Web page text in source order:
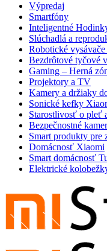
Výpredaj
Smartfóny
Inteligentné
Slúchadlá a
Robotické
Bezdrôtové tyčové
Gaming – Herná
Projektory a TV
Kamery a držiaky
Sonické kefky
Starostlivosť o pleť
Bezpečnostné
Smart produkty pre
Domácnosť Xiaomi
Smart domácnosť
Elektrické